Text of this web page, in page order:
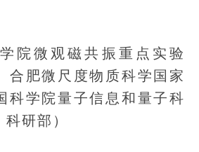
微观磁共振重点实验
合肥微尺度物质科学国家
科学院量子信息和量子科
研部）